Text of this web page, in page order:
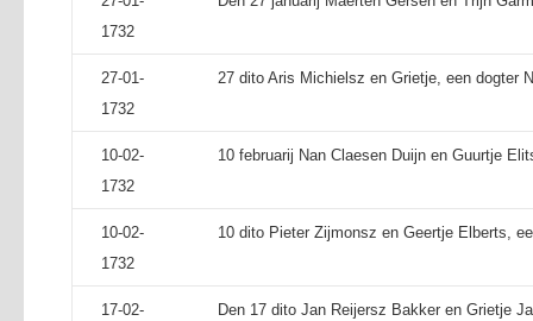
1732
27-01-
1732
27 dito Aris Michielsz en Grietje, een dogter
10-02-
1732
10 februarij Nan Claesen Duijn en Guurtje
10-02-
1732
10 dito Pieter Zijmonsz en Geertje Elberts,
17-02- Den 17 dito Jan Reijersz Bakker en Grietje